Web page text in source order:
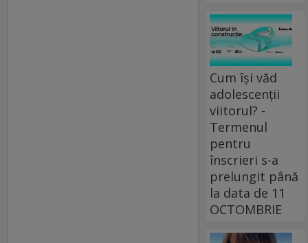
Cum își văd
adolescenții
viitorul? -
Termenul
pentru
înscrieri s-a
prelungit până
la data de 11
OCTOMBRIE